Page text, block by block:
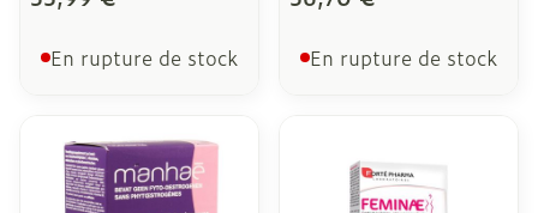
En rupture de stock En rupture de stock